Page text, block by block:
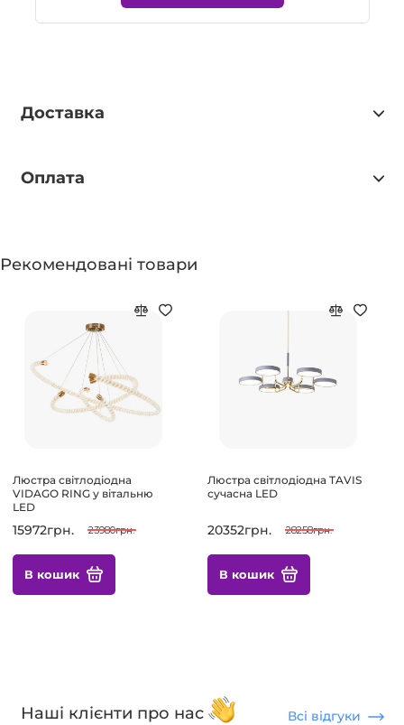
Доставка
Оплата
Рекомендовані товари
Люстра світлодіодна
VIDAGO RING у вітальню
LED
15972грн. 23980грн.
В кошик
Люстра світлодіодна TAVIS
сучасна LED
20352грн. 28258грн.
В кошик
Наші клієнти про нас Всі відгуки